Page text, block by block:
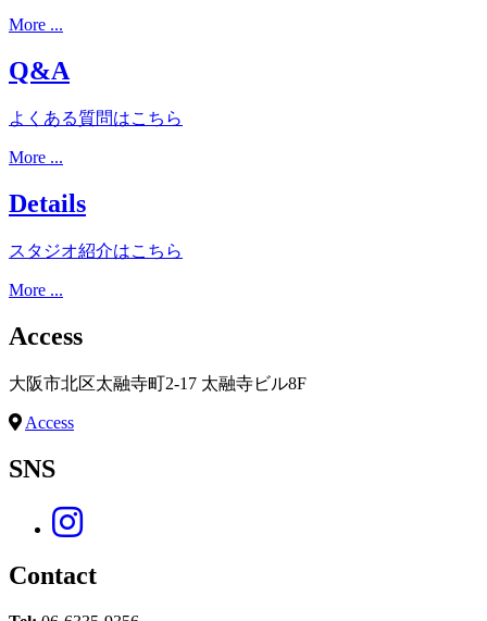
More ...
Q&A
よくある質問はこちら
More ...
Details
スタジオ紹介はこちら
More ...
Access
大阪市北区太融寺町2-17 太融寺ビル8F
Access
SNS
Contact